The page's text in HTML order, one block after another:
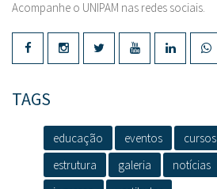
Acompanhe o UNIPAM nas redes sociais.
TAGS
educação eventos cursos
estrutura
galeria notícias